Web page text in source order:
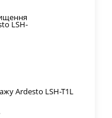
Ardesto LSH-T1L